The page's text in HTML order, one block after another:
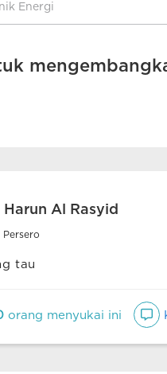
Energi
Harun Al Rasyid
Persero
tau
orang menyukai ini